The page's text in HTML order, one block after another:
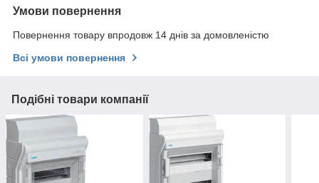
Умови повернення
Повернення товару впродовж 14 днів за домовленістю
Всі умови повернення
Подібні товари компанії